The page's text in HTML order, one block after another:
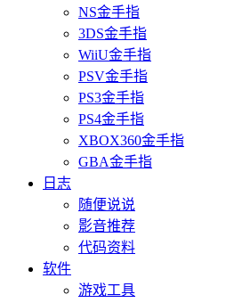
NS金手指
3DS金手指
WiiU金手指
PSV金手指
PS3金手指
PS4金手指
XBOX360金手指
GBA金手指
日志
随便说说
影音推荐
代码资料
软件
游戏工具